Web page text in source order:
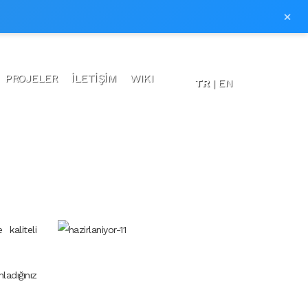
×
PROJELER İLETİŞİM WIKI TR EN
kaliteli